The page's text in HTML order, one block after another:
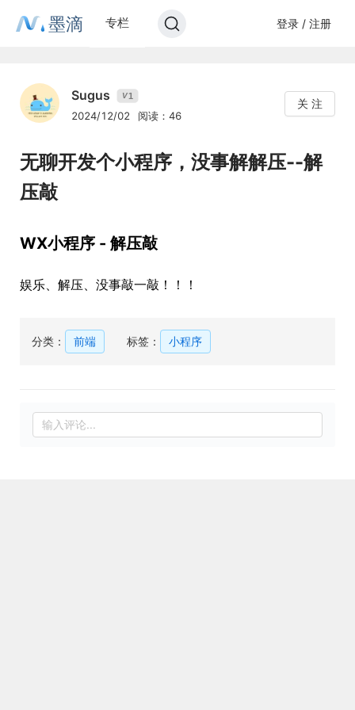
墨滴 专栏 登录 / 注册
Sugus V1
2024/12/02 阅读：46
关 注
无聊开发个小程序，没事解解压--解
压敲
WX小程序 - 解压敲
娱乐、解压、没事敲一敲！！！
分类： 前端 标签： 小程序